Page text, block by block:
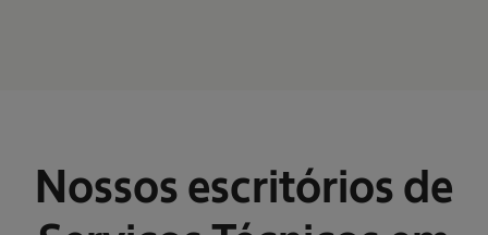
Nossos escritórios de